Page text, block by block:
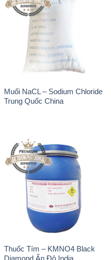
Muối NaCL – Sodium Chloride
Trung Quốc China
Thuốc Tím – KMNO4 Black
Diamond Ấn Độ India